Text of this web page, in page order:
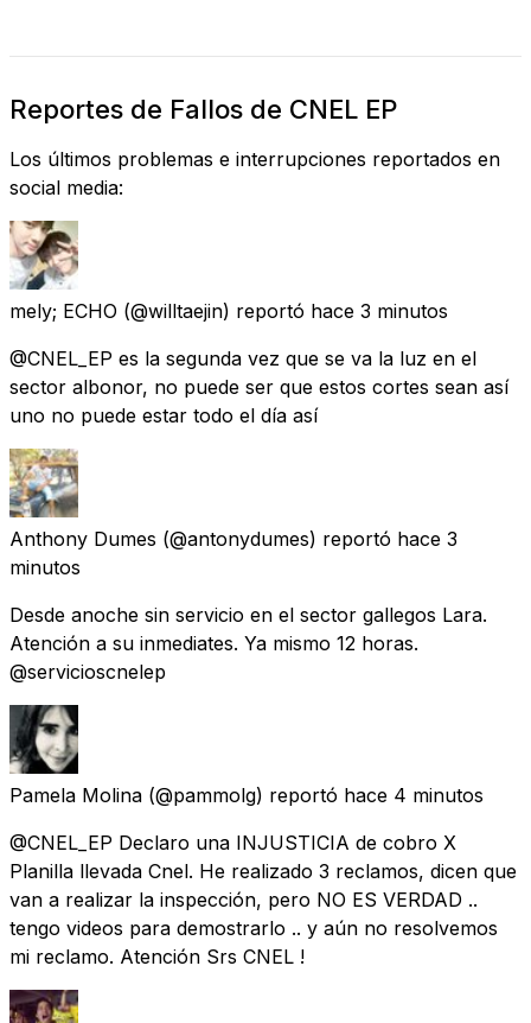
Reportes de Fallos de CNEL EP
Los últimos problemas e interrupciones reportados en
social media:
mely; ECHO (@willtaejin) reportó hace 3 minutos
@CNEL_EP es la segunda vez que se va la luz en el
sector albonor, no puede ser que estos cortes sean así
uno no puede estar todo el día así
Anthony Dumes (@antonydumes) reportó hace 3
minutos
Desde anoche sin servicio en el sector gallegos Lara.
Atención a su inmediates. Ya mismo 12 horas.
@servicioscnelep
Pamela Molina (@pammolg) reportó hace 4 minutos
@CNEL_EP Declaro una INJUSTICIA de cobro X
Planilla llevada Cnel. He realizado 3 reclamos, dicen que
van a realizar la inspección, pero NO ES VERDAD ..
tengo videos para demostrarlo .. y aún no resolvemos
mi reclamo. Atención Srs CNEL !